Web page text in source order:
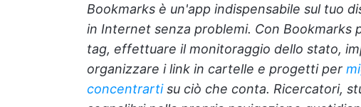
Bookmarks è un'app indispensabile sul tuo
in Internet senza problemi. Con Bookmarks
tag, effettuare il monitoraggio dello stato,
organizzare i link in cartelle e progetti per
concentrartisu ciò che conta. Ricercatori,